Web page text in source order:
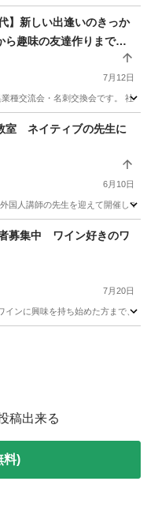
ワードプレス
】新しい出逢いのきっか
ら趣味の友達作りまで、
7月12日
種交流会・名刺交換会です。 社
市 友達 人脈作り
室 ネイティブの先生に
6月10日
国人講師の先生を迎えて開催し
ティブ
募集中 ワイン好きのワ
7月20日
ンに興味を持ち始めた方まで、
稿出来る
料)